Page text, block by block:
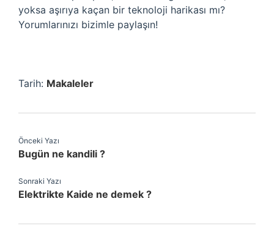
yoksa aşırıya kaçan bir teknoloji harikası mı?
Yorumlarınızı bizimle paylaşın!
Tarih: Makaleler
Önceki Yazı
Bugün ne kandili ?
Sonraki Yazı
Elektrikte Kaide ne demek ?